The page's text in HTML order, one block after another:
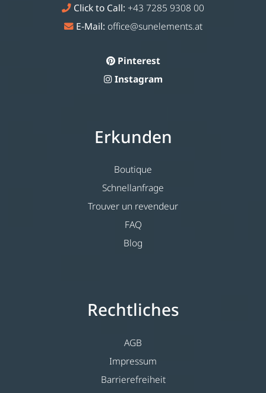
Click to Call: +43 7285 9308 00
E-Mail: office@sunelements.at
Pinterest
Instagram
Erkunden
Boutique
Schnellanfrage
Trouver un revendeur
FAQ
Blog
Rechtliches
AGB
Impressum
Barrierefreiheit